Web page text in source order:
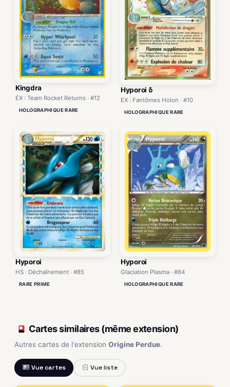
Kingdra
EX : Team Rocket Returns · #12
HOLOGRAPHIQUE RARE
Hyporoi δ
EX : Fantômes Holon · #10
HOLOGRAPHIQUE RARE
Hyporoi
HS : Déchaînement · #85
RARE PRIME
Hyporoi
Glaciation Plasma · #84
HOLOGRAPHIQUE RARE
Cartes similaires (même extension)
Autres cartes de l'extension Origine Perdue.
Vue cartes Vue liste